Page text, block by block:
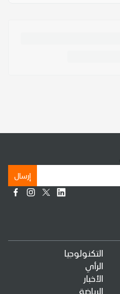
التكنولوجيا
الرأي
الأخبار
الرياضة
إرسال